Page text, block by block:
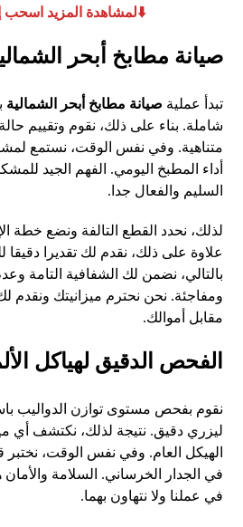
⬇️لمشاهدة المزيد
صيانة مطابخ أبحر
تبدأ عملية صيانة مطابخ أبحر الشمالية
شاملة. بناء على ذلك، نقوم وتقييم حالة
متناهية. وفي نفس الوقت، نستمع
أداء المطبخ اليومي. الفهم الجيد
السليم والفعال جدا.
لذلك، نحدد القطع التالفة ونضع خطة
علاوة على ذلك، نقدم لك تقديرا دقيقا
بالتالي، نضمن لك الشفافية التامة
ومفاجئة. نحن نحترم ميزانيتك ونقدم
مقابل أموالك.
الفحص الدقيق لهياكل
نقوم بفحص مستوى توازن الدواليب
ليزري دقيق. نتيجة لذلك، نكتشف أي
الهيكل العام. وفي نفس الوقت، نختبر
في الجدار الخرساني. السلامة
في عملنا ولا نتهاون بهما.